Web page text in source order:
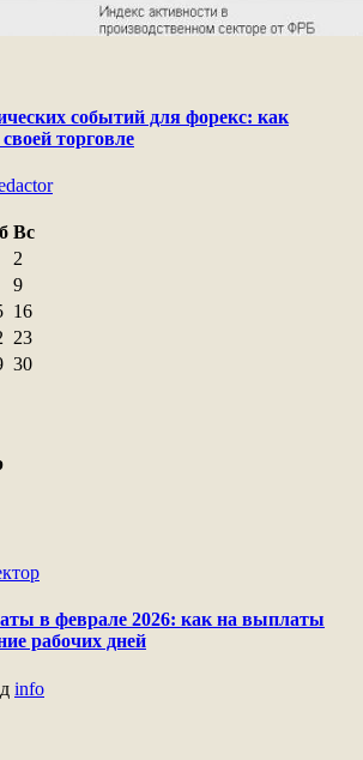
событий для форекс: как
торговле
Вс
2
9
16
23
30
в феврале 2026: как на выплаты
рабочих дней
info